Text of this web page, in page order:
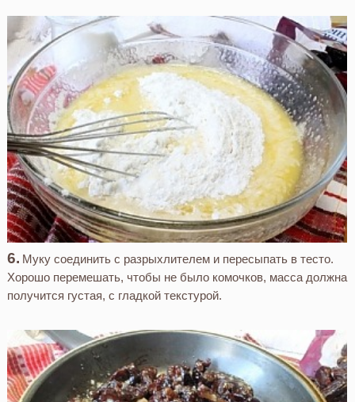
Муку соединить с разрыхлителем и пересыпать в тесто.
Хорошо перемешать, чтобы не было комочков, масса должна
получится густая, с гладкой текстурой.